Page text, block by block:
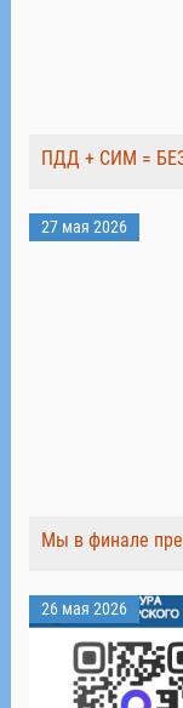
ПДД + СИМ =
27 мая 2026
Мы в финале
26 мая 2026